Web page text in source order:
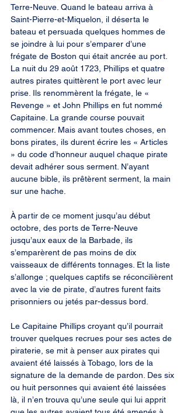
Terre-Neuve. Quand le bateau arriva à
Saint-Pierre-et-Miquelon, il déserta le
bateau et persuada quelques hommes de
se joindre à lui pour s’emparer d’une
frégate de Boston qui était ancrée au port.
La nuit du 29 août 1723, Phillips et quatre
autres pirates quittèrent le port avec leur
prise. Ils renommèrent la frégate, le «
Revenge » et John Phillips en fut nommé
Capitaine. La grande course pouvait
commencer. Mais avant toutes choses, en
bons pirates, ils durent écrire les « Articles
» du code d’honneur auquel chaque pirate
devait adhérer sous serment. N’ayant
aucune bible, ils prêtèrent serment, la main
sur une hache.
À partir de ce moment jusqu’au début
octobre, des ports de Terre-Neuve
jusqu’aux eaux de la Barbade, ils
s’emparèrent de pas moins de dix
vaisseaux de différents tonnages. Et la liste
s’allonge ; quelques captifs se réconcilièrent
avec la vie de pirate, d’autres furent faits
prisonniers ou jetés par-dessus bord.
Le Capitaine Phillips croyant qu’il pourrait
trouver quelques recrues pour ses actes de
piraterie, se mit à penser aux pirates qui
avaient été laissés à Tobago, lors de la
signature de la demande de pardon. Des six
ou huit personnes qui avaient été laissées
là, il n’en trouva qu’une seule qui lui apprit